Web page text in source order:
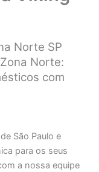
Norte SP
Norte:
com
São Paulo e
para os seus
a nossa equipe